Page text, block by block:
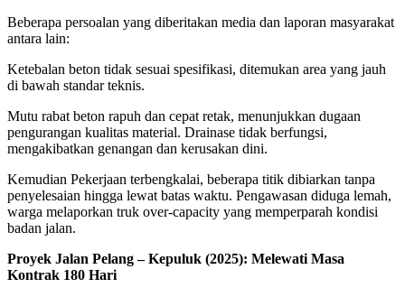
Beberapa persoalan yang diberitakan media dan laporan masyarakat
antara lain:
Ketebalan beton tidak sesuai spesifikasi, ditemukan area yang jauh
di bawah standar teknis.
Mutu rabat beton rapuh dan cepat retak, menunjukkan dugaan
pengurangan kualitas material. Drainase tidak berfungsi,
mengakibatkan genangan dan kerusakan dini.
Kemudian Pekerjaan terbengkalai, beberapa titik dibiarkan tanpa
penyelesaian hingga lewat batas waktu. Pengawasan diduga lemah,
warga melaporkan truk over-capacity yang memperparah kondisi
badan jalan.
Proyek Jalan Pelang – Kepuluk (2025): Melewati Masa
Kontrak 180 Hari